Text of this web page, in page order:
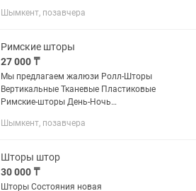
Шымкент, позавчера
Римские шторы
27 000 ₸
Мы предлагаем жалюзи Ролл-Шторы
Вертикальные Тканевые Пластиковые
Римские-шторы День-Ночь
Россия.
Шымкент, позавчера
Шторы штор
30 000 ₸
Шторы Состояния новая